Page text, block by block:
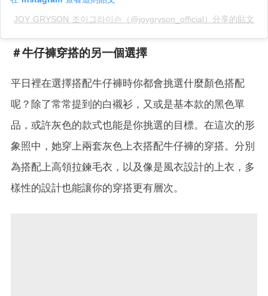
JOY GRYSON 조이그라이슨（@joygryson_official）分享的貼文
＃牛仔褲穿搭的另一個選擇
平日裡在選擇搭配牛仔褲時你都會挑選什麼顏色搭配
呢？除了常常提到的白襯衫，又或是基本款的黑色單
品，或許灰色的款式也能是你挑選的目標。在這次的形
象照中，她穿上兩套灰色上衣搭配牛仔褲的穿搭。分別
為搭配上高領拉鍊毛衣，以及像是風衣設計的上衣，多
樣性的設計也能讓你的穿搭更有層次。